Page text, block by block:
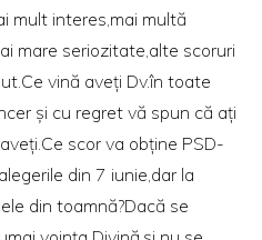
mult interes,mai multă
mare seriozitate,alte scoruri
vină aveți Dv.în toate
și cu regret vă spun că ați
scor va obține PSD-
din 7 iunie,dar la
din toamnă?Dacă se